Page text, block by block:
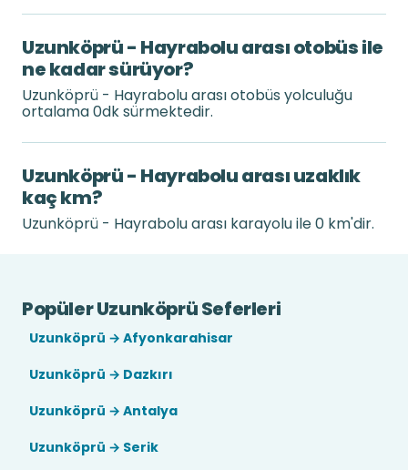
Uzunköprü - Hayrabolu arası otobüs ile
ne kadar sürüyor?
Uzunköprü - Hayrabolu arası otobüs yolculuğu
ortalama 0dk sürmektedir.
Uzunköprü - Hayrabolu arası uzaklık
kaç km?
Uzunköprü - Hayrabolu arası karayolu ile 0 km'dir.
Popüler Uzunköprü Seferleri
Uzunköprü → Afyonkarahisar
Uzunköprü → Dazkırı
Uzunköprü → Antalya
Uzunköprü → Serik